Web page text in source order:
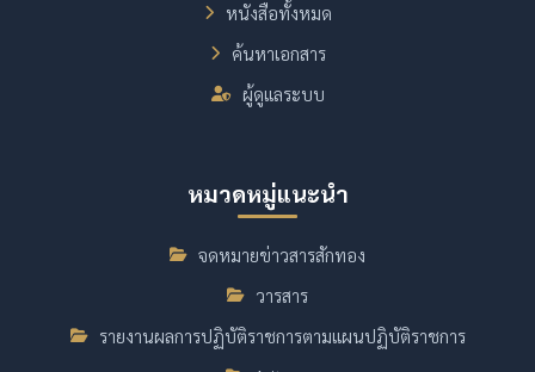
หนังสือทั้งหมด
ค้นหาเอกสาร
ผู้ดูแลระบบ
หมวดหมู่แนะนำ
จดหมายข่าวสารสักทอง
วารสาร
รายงานผลการปฏิบัติราชการตามแผนปฏิบัติราชการ